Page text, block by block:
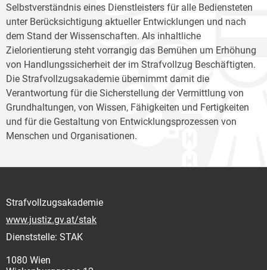
Selbstverständnis eines Dienstleisters für alle Bediensteten
unter Berücksichtigung aktueller Entwicklungen und nach
dem Stand der Wissenschaften. Als inhaltliche
Zielorientierung steht vorrangig das Bemühen um Erhöhung
von Handlungssicherheit der im Strafvollzug Beschäftigten.
Die Strafvollzugsakademie übernimmt damit die
Verantwortung für die Sicherstellung der Vermittlung von
Grundhaltungen, von Wissen, Fähigkeiten und Fertigkeiten
und für die Gestaltung von Entwicklungsprozessen von
Menschen und Organisationen.
Strafvollzugsakademie
www.justiz.gv.at/stak
Dienststelle: STAK
1080 Wien